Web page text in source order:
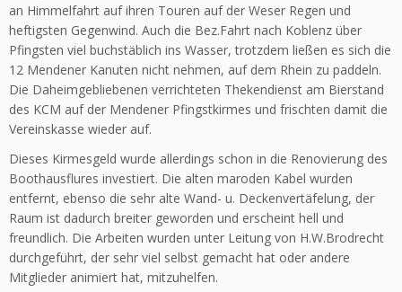
an Himmelfahrt auf ihren Touren auf der Weser Regen und
heftigsten Gegenwind. Auch die Bez.Fahrt nach Koblenz über
Pfingsten viel buchstäblich ins Wasser, trotzdem ließen es sich die
12 Mendener Kanuten nicht nehmen, auf dem Rhein zu paddeln.
Die Daheimgebliebenen verrichteten Thekendienst am Bierstand
des KCM auf der Mendener Pfingstkirmes und frischten damit die
Vereinskasse wieder auf.
Dieses Kirmesgeld wurde allerdings schon in die Renovierung des
Boothausflures investiert. Die alten maroden Kabel wurden
entfernt, ebenso die sehr alte Wand- u. Deckenvertäfelung, der
Raum ist dadurch breiter geworden und erscheint hell und
freundlich. Die Arbeiten wurden unter Leitung von H.W.Brodrecht
durchgeführt, der sehr viel selbst gemacht hat oder andere
Mitglieder animiert hat, mitzuhelfen.